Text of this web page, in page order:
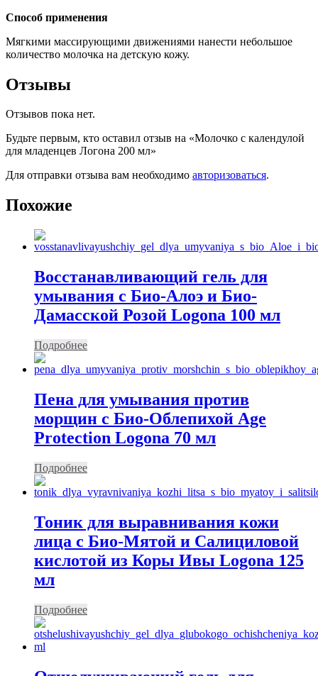
Способ применения
Мягкими массирующими движениями нанести небольшое
количество молочка на детскую кожу.
Отзывы
Отзывов пока нет.
Будьте первым, кто оставил отзыв на «Молочко с календулой
для младенцев Логона 200 мл»
Для отправки отзыва вам необходимо авторизоваться.
Похожие
Восстанавливающий гель для
умывания с Био-Алоэ и Био-
Дамасской Розой Logona 100 мл
Подробнее
Пена для умывания против
морщин с Био-Облепихой Age
Protection Logona 70 мл
Подробнее
Тоник для выравнивания кожи
лица с Био-Мятой и Салициловой
кислотой из Коры Ивы Logona 125
мл
Подробнее